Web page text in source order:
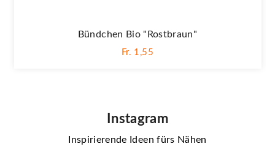
Bündchen Bio "Rostbraun"
Fr. 1,55
Instagram
Inspirierende Ideen fürs Nähen